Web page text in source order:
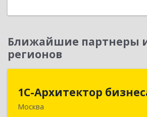
Ближайшие партнеры
регионов
1С-Архитектор
Москва
1С-
115114, Москва г,